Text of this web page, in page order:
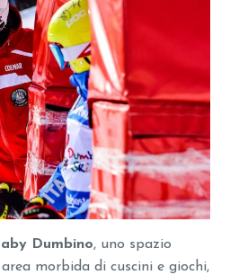
Dumbino, uno spazio
morbida di cuscini e giochi,